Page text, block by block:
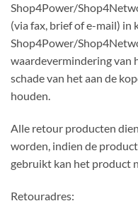
Shop4Power/
(via fax, brief of e-mail) in
Shop4Power/
waardevermindering van
schade van het aan de
houden.
Alle retour producten
worden, indien de
gebruikt kan het product
Retouradres: